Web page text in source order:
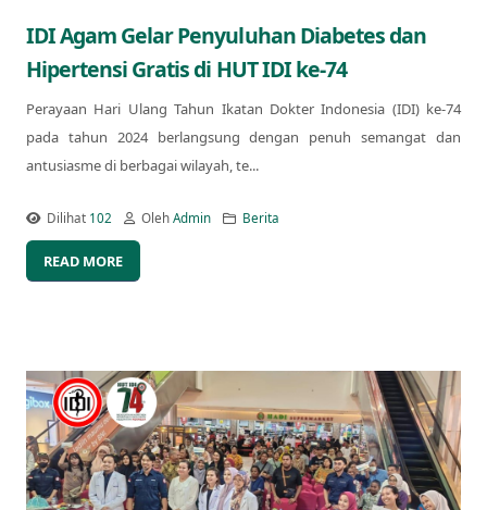
IDI Agam Gelar Penyuluhan Diabetes dan
Hipertensi Gratis di HUT IDI ke-74
Perayaan Hari Ulang Tahun Ikatan Dokter Indonesia (IDI) ke-74
pada tahun 2024 berlangsung dengan penuh semangat dan
antusiasme di berbagai wilayah, te...
Dilihat 102 OlehAdmin Berita
READ MORE